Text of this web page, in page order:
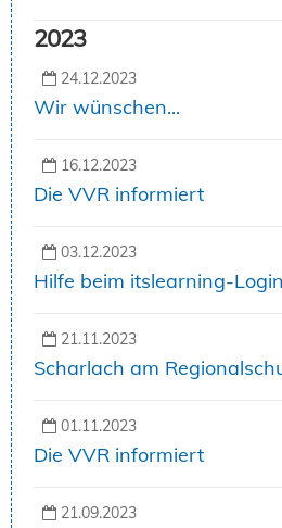
2023
24.12.2023
Wir wünschen...
16.12.2023
Die VVR informiert
03.12.2023
Hilfe beim itslearning-
21.11.2023
Scharlach am
01.11.2023
Die VVR informiert
21.09.2023